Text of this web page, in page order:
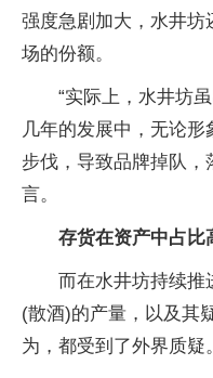
强度急剧加大，水井
场的份额。
“实际上，水井坊
几年的发展中，无论
步伐，导致品牌掉队，
言。
存货在资产中占比
而在水井坊持续推
(散酒)的产量，以及其
为，都受到了外界质疑。